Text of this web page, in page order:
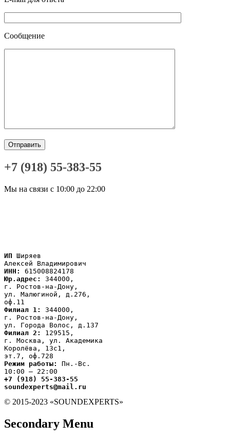
Сообщение
+7 (918) 55-383-55
Мы на связи с 10:00 до 22:00
ИП Ширяев
ИНН:
Юр.адрес:
344000,
г. Ростов-на-Дону,
ул. Малюгиной, д.276,
Филиал 1:
344000,
г. Ростов-на-Дону,
Филиал 2:
129515,
г. Москва, ул. Академика
Королёва, 13с1,
Режим работы:
Пн.-Вс.
+7 (918) 55-383-55
soundexperts@mail.ru
© 2015-2023 «SOUNDEXPERTS»
Secondary Menu